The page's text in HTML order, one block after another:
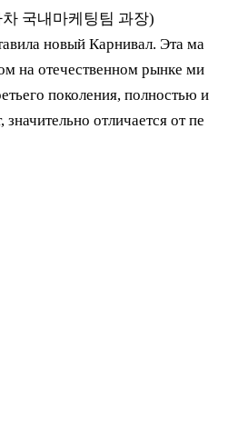
국내마케팅팀 과장)
новый Карнивал. Эта ма
на отечественном рынке ми
поколения, полностью и
отличается от пе